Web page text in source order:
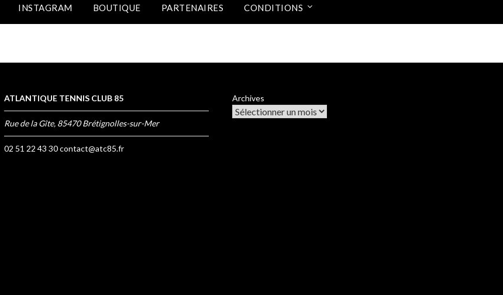
INSTAGRAM BOUTIQUE PARTENAIRES CONDITIONS
ATLANTIQUE TENNIS CLUB 85
Rue de la Gîte, 85470 Brétignolles-sur-Mer
02 51 22 43 30contact@atc85.fr
Archives